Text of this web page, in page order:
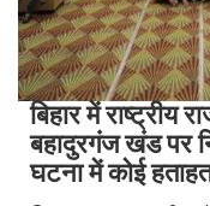
बिहार में राष्ट्रीय
बहादुरगंज खंड पर
घटना में कोई